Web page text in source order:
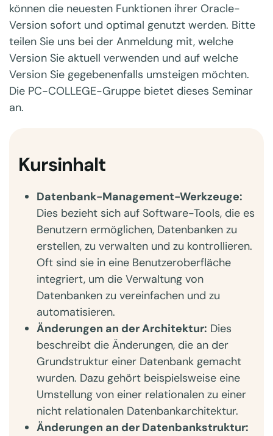
können die neuesten Funktionen ihrer Oracle-
Version sofort und optimal genutzt werden. Bitte
teilen Sie uns bei der Anmeldung mit, welche
Version Sie aktuell verwenden und auf welche
Version Sie gegebenenfalls umsteigen möchten.
Die PC-COLLEGE-Gruppe bietet dieses Seminar
an.
Kursinhalt
Datenbank-Management-Werkzeuge:
Dies bezieht sich auf Software-Tools, die es
Benutzern ermöglichen, Datenbanken zu
erstellen, zu verwalten und zu kontrollieren.
Oft sind sie in eine Benutzeroberfläche
integriert, um die Verwaltung von
Datenbanken zu vereinfachen und zu
automatisieren.
Änderungen an der Architektur: Dies
beschreibt die Änderungen, die an der
Grundstruktur einer Datenbank gemacht
wurden. Dazu gehört beispielsweise eine
Umstellung von einer relationalen zu einer
nicht relationalen Datenbankarchitektur.
Änderungen an der Datenbankstruktur: